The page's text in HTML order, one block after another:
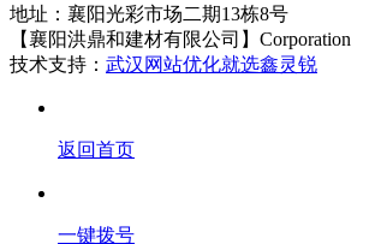
地址：襄阳光彩市场二期13栋8号
【襄阳洪鼎和建材有限公司】Corporation
技术支持： 武汉网站优化就选鑫灵锐
返回首页
一键拨号